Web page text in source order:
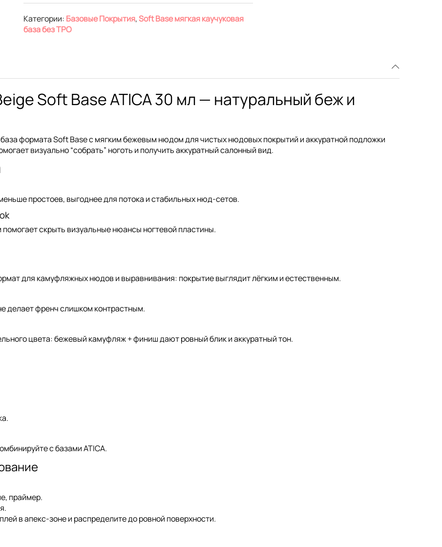
Категории: Базовые Покрытия,Soft Base мягкая каучуковая
база без TPO
Soft Base ATICA 30 мл — натуральный беж и
форматаSoft Baseс мягким бежевым нюдом для чистых нюдовых покрытий и аккуратной подложки
визуально “собрать” ноготь и получить аккуратный салонный вид.
простоев, выгоднее для потока и стабильных нюд-сетов.
скрыть визуальные нюансы ногтевой пластины.
для камуфляжных нюдов и выравнивания: покрытие выглядит лёгким и естественным.
делает френч слишком контрастным.
цвета: бежевый камуфляж + финиш дают ровный блик и аккуратный тон.
сбазами ATICA.
праймер.
в апекс-зоне и распределите до ровной поверхности.